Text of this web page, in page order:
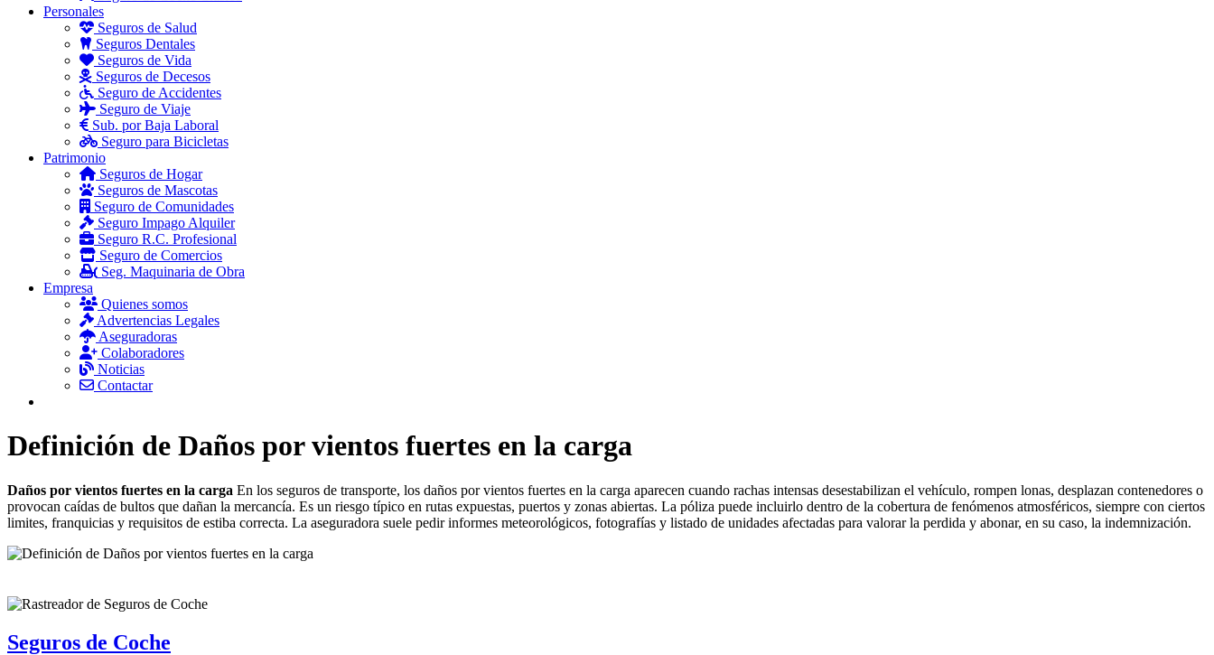
Personales
Seguros de Salud
Seguros Dentales
Seguros de Vida
Seguros de Decesos
Seguro de Accidentes
Seguro de Viaje
Sub. por Baja Laboral
Seguro para Bicicletas
Patrimonio
Seguros de Hogar
Seguros de Mascotas
Seguro de Comunidades
Seguro Impago Alquiler
Seguro R.C. Profesional
Seguro de Comercios
Seg. Maquinaria de Obra
Empresa
Quienes somos
Advertencias Legales
Aseguradoras
Colaboradores
Noticias
Contactar
Definición de Daños por vientos fuertes en la carga
Daños por vientos fuertes en la carga En los seguros de transporte, los daños por vientos fuertes en la carga aparecen cuando rachas intensas desestabilizan el vehículo, rompen lonas, desplazan contenedores o
provocan caídas de bultos que dañan la mercancía. Es un riesgo típico en rutas expuestas, puertos y zonas abiertas. La póliza puede incluirlo dentro de la cobertura de fenómenos atmosféricos, siempre con ciertos
limites, franquicias y requisitos de estiba correcta. La aseguradora suele pedir informes meteorológicos, fotografías y listado de unidades afectadas para valorar la perdida y abonar, en su caso, la indemnización.
Seguros de Coche